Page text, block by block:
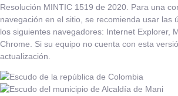
Resolución MINTIC 1519 de 2020. Para una
navegación en el sitio, se recomienda usar las
los siguientes navegadores: Internet Explorer,
Chrome. Si su equipo no cuenta con esta
actualización.